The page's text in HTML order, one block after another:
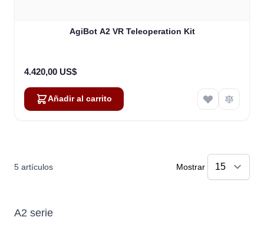
AgiBot A2 VR Teleoperation Kit
4.420,00 US$
Añadir al carrito
5 artículos Mostrar
A2 serie